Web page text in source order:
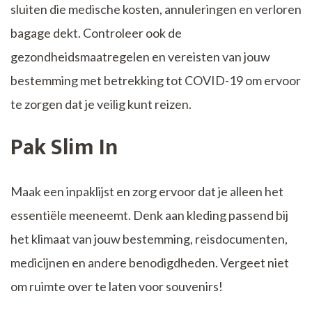
sluiten die medische kosten, annuleringen en verloren
bagage dekt. Controleer ook de
gezondheidsmaatregelen en vereisten van jouw
bestemming met betrekking tot COVID-19 om ervoor
te zorgen dat je veilig kunt reizen.
Pak Slim In
Maak een inpaklijst en zorg ervoor dat je alleen het
essentiële meeneemt. Denk aan kleding passend bij
het klimaat van jouw bestemming, reisdocumenten,
medicijnen en andere benodigdheden. Vergeet niet
om ruimte over te laten voor souvenirs!